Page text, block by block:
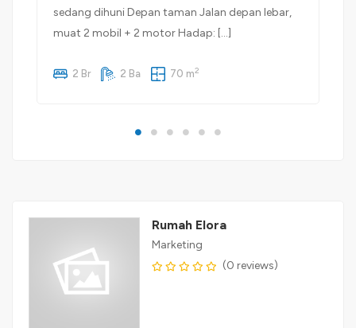
sedang dihuni Depan taman Jalan depan lebar,
muat 2 mobil + 2 motor Hadap: […]
2 Br 2 Ba 70 m2
Rumah Elora
Marketing
(0 reviews)